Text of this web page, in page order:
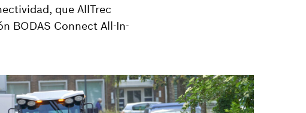
que AllTrec
BODAS Connect All-In-